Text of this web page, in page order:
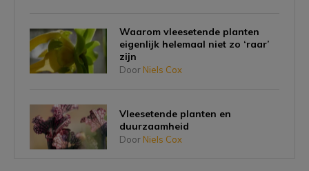
Waarom vleesetende planten
eigenlijk helemaal niet zo ‘raar’
zijn
Door Niels Cox
Vleesetende planten en
duurzaamheid
Door Niels Cox